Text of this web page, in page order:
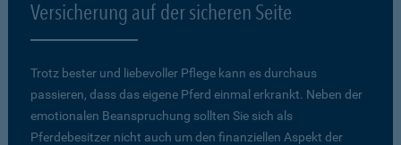
Versicherung auf der sicheren Seite
Trotz bester und liebevoller Pflege kann es durchaus
passieren, dass das eigene Pferd einmal erkrankt. Neben der
emotionalen Beanspruchung sollten Sie sich als
Pferdebesitzer nicht auch um den finanziellen Aspekt der